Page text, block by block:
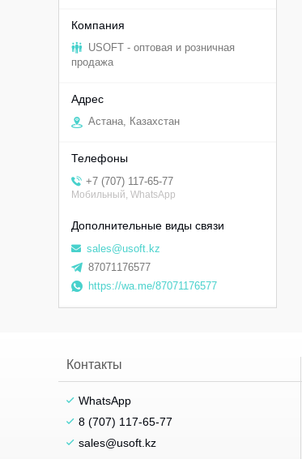
USOFT - оптовая и розничная
продажа
Астана, Казахстан
+7 (707) 117-65-77
Мобильный, WhatsApp
sales@usoft.kz
87071176577
https://wa.me/87071176577
Контакты
WhatsApp
8 (707) 117-65-77
sales@usoft.kz